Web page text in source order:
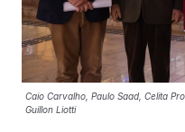
Caio Carvalho, Paulo Saad, Celita
Guillon Liotti